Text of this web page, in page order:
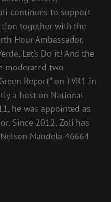
continues to support
together with the
Hour Ambassador,
Let’s Do it! And the
moderated two
Report” on TVR1 in
a host on National
he was appointed as
Since 2012, Zoli has
Mandela 46664